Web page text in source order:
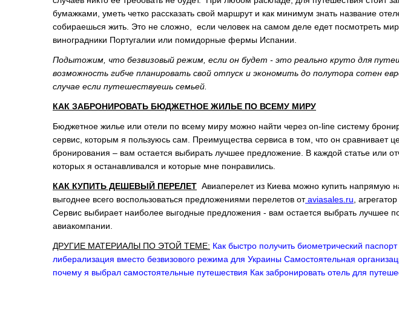
бумажками, уметь четко рассказать свой маршрут и как минимум знать название
собираешься жить. Это не сложно, если человек на самом деле едет посмотреть
виноградники Португалии или помидорные фермы Испании.
Подытожим, что безвизовый режим, если он будет - это реально круто для
возможность гибче планировать свой отпуск и экономить до полутора сотен
случае если путешествуешь семьей.
КАК ЗАБРОНИРОВАТЬ БЮДЖЕТНОЕ ЖИЛЬЕ ПО ВСЕМУ МИРУ
Бюджетное жилье или отели по всему миру можно найти через on-line систему
сервис, которым я пользуюсь сам. Преимущества сервиса в том, что он сравнивает
бронирования – вам остается выбирать лучшее предложение. В каждой статье или
которых я останавливался и которые мне понравились.
КАК КУПИТЬ ДЕШЕВЫЙ ПЕРЕЛЕТ Авиаперелет из Киева можно купить напрямую
выгоднее всего воспользоваться предложениями перелетов от aviasales.ru ,
Сервис выбирает наиболее выгодные предложения - вам остается выбрать лучшее
авиакомпании.
ДРУГИЕ МАТЕРИАЛЫ ПО ЭТОЙ ТЕМЕ: Как быстро получить биометрический
либерализация вместо безвизового режима для Украины Самостоятельная
почему я выбрал самостоятельные путешествия Как забронировать отель для